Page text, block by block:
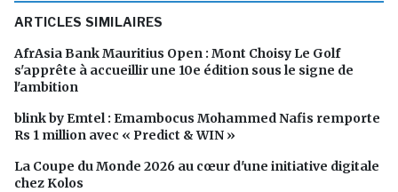
ARTICLES SIMILAIRES
AfrAsia Bank Mauritius Open : Mont Choisy Le Golf
s'apprête à accueillir une 10e édition sous le signe de
l'ambition
blink by Emtel : Emambocus Mohammed Nafis remporte
Rs 1 million avec « Predict & WIN »
La Coupe du Monde 2026 au cœur d'une initiative digitale
chez Kolos